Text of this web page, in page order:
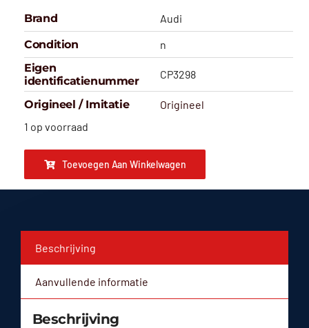
Brand
Audi
Condition
n
Eigen
identificatienummer
CP3298
Origineel / Imitatie
Origineel
1 op voorraad
Toevoegen Aan Winkelwagen
Beschrijving
Aanvullende informatie
Beschrijving